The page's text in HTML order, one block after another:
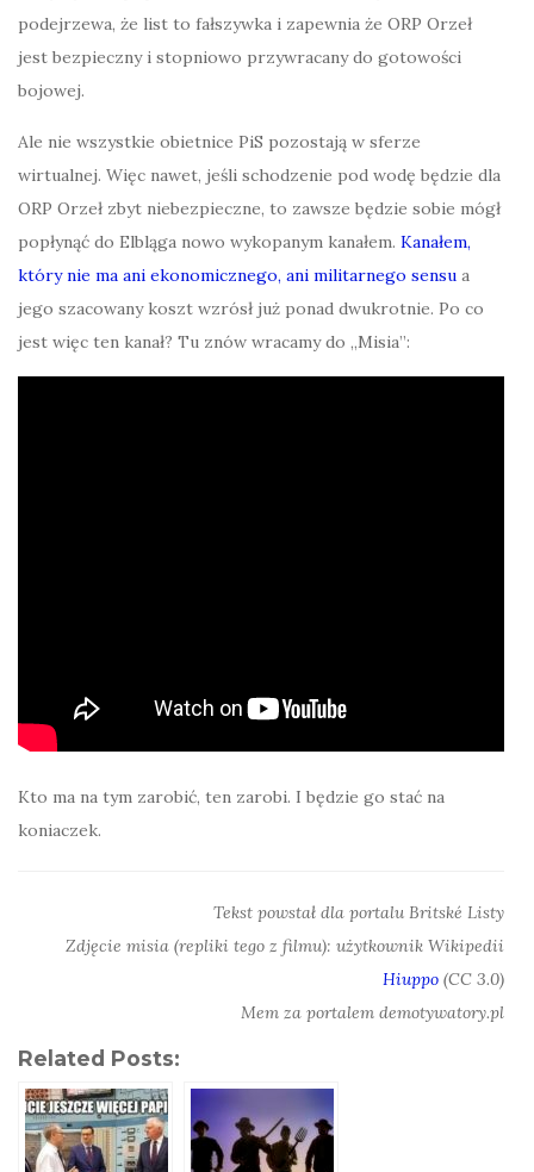
podejrzewa, że list to fałszywka i zapewnia że ORP Orzeł
jest bezpieczny i stopniowo przywracany do gotowości
bojowej.
Ale nie wszystkie obietnice PiS pozostają w sferze
wirtualnej. Więc nawet, jeśli schodzenie pod wodę będzie dla
ORP Orzeł zbyt niebezpieczne, to zawsze będzie sobie mógł
popłynąć do Elbląga nowo wykopanym kanałem. Kanałem,
który nie ma ani ekonomicznego, ani militarnego sensu a
jego szacowany koszt wzrósł już ponad dwukrotnie. Po co
jest więc ten kanał? Tu znów wracamy do „Misia”:
Kto ma na tym zarobić, ten zarobi. I będzie go stać na
koniaczek.
Tekst powstał dla portalu Britské Listy
Zdjęcie misia (repliki tego z filmu): użytkownik Wikipedii
Hiuppo (CC 3.0)
Mem za portalem demotywatory.pl
Related Posts: